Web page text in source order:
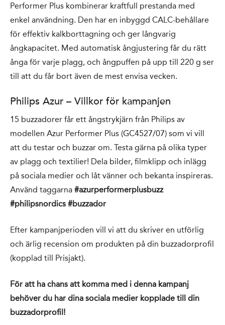
Performer Plus kombinerar kraftfull prestanda med
enkel användning. Den har en inbyggd CALC-behållare
för effektiv kalkborttagning och ger långvarig
ångkapacitet. Med automatisk ångjustering får du rätt
ånga för varje plagg, och ångpuffen på upp till 220 g ser
till att du får bort även de mest envisa vecken.
Philips Azur – Villkor för kampanjen
15 buzzadorer får ett ångstrykjärn från Philips av
modellen Azur Performer Plus (GC4527/07) som vi vill
att du testar och buzzar om. Testa gärna på olika typer
av plagg och textilier! Dela bilder, filmklipp och inlägg
på sociala medier och låt vänner och bekanta inspireras.
Använd taggarna #azurperformerplusbuzz
#philipsnordics #buzzador
Efter kampanjperioden vill vi att du skriver en utförlig
och ärlig recension om produkten på din buzzadorprofil
(kopplad till Prisjakt).
För att ha chans att komma med i denna kampanj
behöver du har dina sociala medier kopplade till din
buzzadorprofil!